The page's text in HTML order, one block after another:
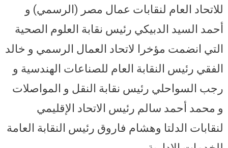
للاتحاد العام لنقابات عمال مصر (الرسمي) و
أحمد السيد الدبيكي رئيس نقابة العلوم الصحية
التي انضمت مؤخرا لاتحاد العمال الرسمي و خالد
الفقي رئيس النقابة العام للصناعات الهندسية و
رجب السواحلي رئيس نقابة النقل و المواصلات
و محمد أحمد سالم رئيس الاتحاد الإقليمي
لنقابات الدلتا وهشام فاروق رئيس النقابة العامة